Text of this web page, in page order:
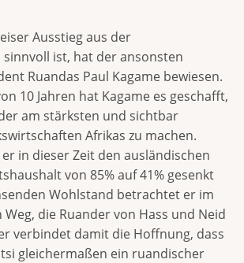
Ausstieg aus der
sinnvoll ist, hat der ansonsten
Ruandas Paul Kagame bewiesen.
10 Jahren hat Kagame es geschafft,
am stärksten und sichtbar
Afrikas zu machen.
in dieser Zeit den ausländischen
von 85% auf 41% gesenkt
Wohlstand betrachtet er im
die Ruander von Hass und Neid
verbindet damit die Hoffnung, dass
gleichermaßen ein ruandischer